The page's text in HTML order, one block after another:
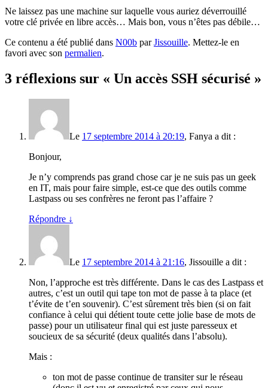
Ne laissez pas une machine sur laquelle vous auriez déverrouillé
votre clé privée en libre accès… Mais bon, vous n’êtes pas débile…
Ce contenu a été publié dans N00b parJissouille. Mettez-le en
favori avec son permalien.
3 réflexions sur « Un accès SSH sécurisé »
Le 17 septembre 2014 à 20:19, Fanya a dit :
Bonjour,
Je n’y comprends pas grand chose car je ne suis pas un geek
en IT, mais pour faire simple, est-ce que des outils comme
Lastpass ou ses confrères ne feront pas l’affaire ?
Répondre ↓
Le 17 septembre 2014 à 21:16, Jissouille a dit :
Non, l’approche est très différente. Dans le cas des Lastpass et
autres, c’est un outil qui tape ton mot de passe à ta place (et
t’évite de t’en souvenir). C’est sûrement très bien (si on fait
confiance à celui qui détient toute cette jolie base de mots de
passe) pour un utilisateur final qui est juste paresseux et
soucieux de sa sécurité (deux qualités dans l’absolu).
Mais :
ton mot de passe continue de transiter sur le réseau